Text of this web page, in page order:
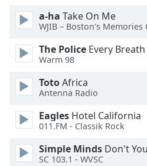
Opacity
Caption
Background
a-ha Take On Me
WJIB – Boston's Memories
The Police Every
Warm 98
TotoAfrica
Antenna Radio
Eagles Hotel California
011.FM - Classik Rock
Simple Minds Don't
SC 103.1 - WVSC